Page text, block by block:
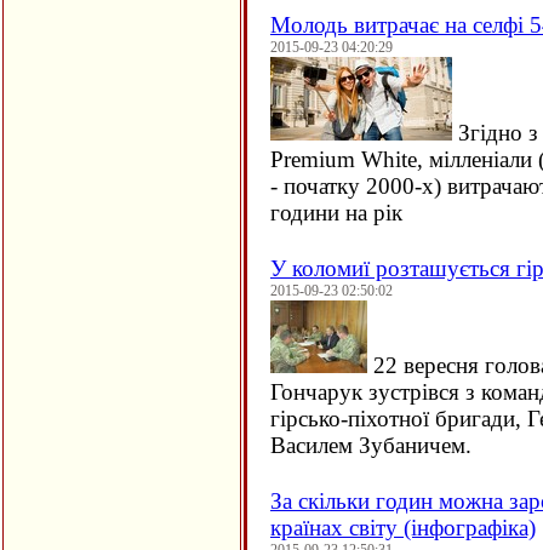
Молодь витрачає на селфі
2015-09-23 04:20:29
Згідно
Premium White,
- початку 2000-х)
години на рік
У коломиї розташується
2015-09-23 02:50:02
22 вересня
Гончарук зустрівся з
гірсько-піхотної бригади,
Василем Зубаничем.
За скільки годин можна
країнах світу (інфографіка)